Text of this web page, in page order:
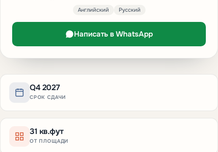
Q4 2027
СРОК СДАЧИ
31 кв.фут
ОТ ПЛОЩАДИ
Английский Русский
Написать в WhatsApp